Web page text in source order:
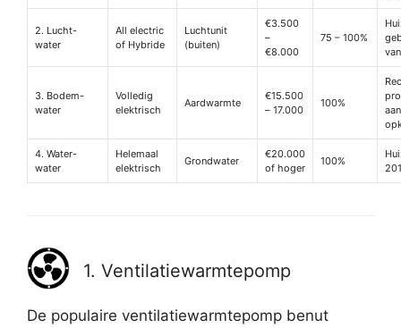
2. Lucht-
water
All electric
of Hybride
Luchtunit
(buiten)
€3.500
–
€8.000
75 – 100%
3. Bodem-
water
Volledig
elektrisch
Aardwarmte
€15.500
– 17.000
100%
4. Water-
water
Helemaal
elektrisch
Grondwater
€20.000
of hoger
100%
1. Ventilatiewarmtepomp
De populaire ventilatiewarmtepomp benut